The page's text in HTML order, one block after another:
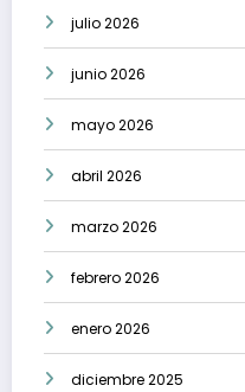
julio 2026
junio 2026
mayo 2026
abril 2026
marzo 2026
febrero 2026
enero 2026
diciembre 2025